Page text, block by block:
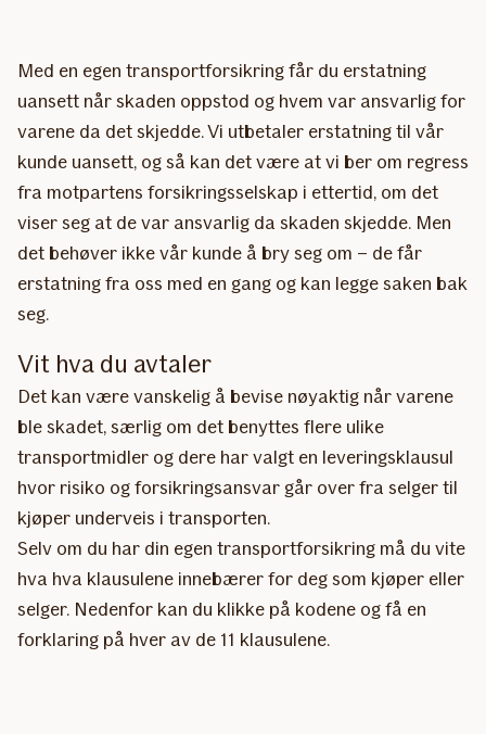
Med en egen transportforsikring får du erstatning
uansett når skaden oppstod og hvem var ansvarlig for
varene da det skjedde. Vi utbetaler erstatning til vår
kunde uansett, og så kan det være at vi ber om regress
fra motpartens forsikringsselskap i ettertid, om det
viser seg at de var ansvarlig da skaden skjedde. Men
det behøver ikke vår kunde å bry seg om – de får
erstatning fra oss med en gang og kan legge saken bak
seg.
Vit hva du avtaler
Det kan være vanskelig å bevise nøyaktig når varene
ble skadet, særlig om det benyttes flere ulike
transportmidler og dere har valgt en leveringsklausul
hvor risiko og forsikringsansvar går over fra selger til
kjøper underveis i transporten.
Selv om du har din egen transportforsikring må du vite
hva hva klausulene innebærer for deg som kjøper eller
selger. Nedenfor kan du klikke på kodene og få en
forklaring på hver av de 11 klausulene.